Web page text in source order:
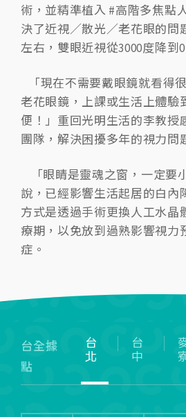
術，並精準植入 #高階多焦點
決了近視／散光／老花眼的問
左右，雙眼近視從3000度降到
「現在不需要戴眼鏡就看得
老花眼鏡，上課或生活上體驗
便！」重回光明生活的李教授
團隊，解決困擾多年的視力問
「眼睛是靈魂之窗，一定要
說，已經影響生活起居的白內
方式是透過手術更換人工水晶
療期，以免放到過熟影響視力
症。
台全據
點
台
北
台
中